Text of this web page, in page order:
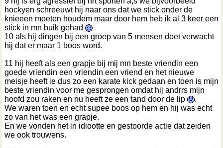
hockyen schreeuwt hij naar ons dat we stick onder de
knieeen moeten houdem maar door hem heb ik al 3 keer een
stick in mn buik gehad
10 als hij dingen bij een groep van 5 mensen doet verwacht
hij dat er maar 1 boos word.
11 hij heeft als een grapje bij mij mn beste vriendin een
goede vriendin een vriendin een vriend en het nieuwe
meisje heeft ie dus zo een karate kick gedaan en toen is mijn
beste vriendin voor me gesprongen omdat hij andrrs mijn
hoofd zou raken en nu heeft ze een tand door de lip
.
We waren toen en echt supee boos op hem en hij was echt
zo van het was een grapje.
En we vonden het in idiootte en gestoorde actie dat zeiden
we ook trouwens.